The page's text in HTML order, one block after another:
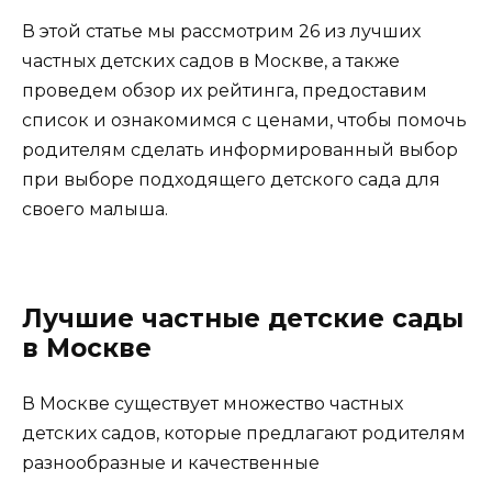
В этой статье мы рассмотрим 26 из лучших
частных детских садов в Москве, а также
проведем обзор их рейтинга, предоставим
список и ознакомимся с ценами, чтобы помочь
родителям сделать информированный выбор
при выборе подходящего детского сада для
своего малыша.
Лучшие частные детские сады
в Москве
В Москве существует множество частных
детских садов, которые предлагают родителям
разнообразные и качественные